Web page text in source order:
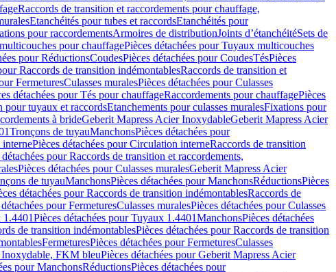
Raccords de transition et raccordements pour chauffage,
Etanchéités pour tubes et raccordsEtanchéités pour
pour raccordementsArmoires de distributionJoints d’étanchéitéSets de
pour chauffagePièces détachées pour Tuyaux multicouches
pour RéductionsCoudesPièces détachées pour CoudesTésPièces
Raccords de transition indémontablesRaccords de transition et
FermeturesCulasses muralesPièces détachées pour Culasses
détachées pour Tés pour chauffageRaccordements pour chauffagePièces
pour tuyaux et raccordsEtanchements pour culasses muralesFixations pour
à brideGeberit Mapress Acier InoxydableGeberit Mapress Acier
Tronçons de tuyauManchonsPièces détachées pour
Pièces détachées pour Circulation interneRaccords de transition
détachées pour Raccords de transition et raccordements,
Pièces détachées pour Culasses muralesGeberit Mapress Acier
de tuyauManchonsPièces détachées pour ManchonsRéductionsPièces
détachées pour Raccords de transition indémontablesRaccords de
pour FermeturesCulasses muralesPièces détachées pour Culasses
Pièces détachées pour Tuyaux 1.4401ManchonsPièces détachées
de transition indémontablesPièces détachées pour Raccords de transition
FermeturesPièces détachées pour FermeturesCulasses
FKM bleuPièces détachées pour Geberit Mapress Acier
pour ManchonsRéductionsPièces détachées pour